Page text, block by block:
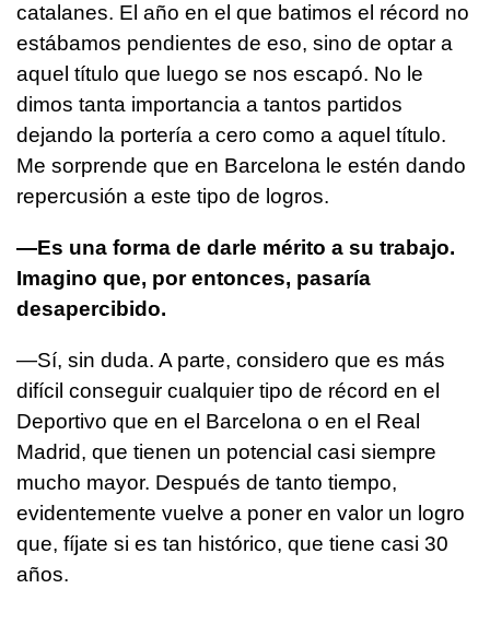
catalanes. El año en el que batimos el récord no
estábamos pendientes de eso, sino de optar a
aquel título que luego se nos escapó. No le
dimos tanta importancia a tantos partidos
dejando la portería a cero como a aquel título.
Me sorprende que en Barcelona le estén dando
repercusión a este tipo de logros.
—Es una forma de darle mérito a su trabajo.
Imagino que, por entonces, pasaría
desapercibido.
—Sí, sin duda. A parte, considero que es más
difícil conseguir cualquier tipo de récord en el
Deportivo que en el Barcelona o en el Real
Madrid, que tienen un potencial casi siempre
mucho mayor. Después de tanto tiempo,
evidentemente vuelve a poner en valor un logro
que, fíjate si es tan histórico, que tiene casi 30
años.